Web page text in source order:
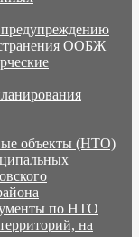
ООБЖ
объекты (НТО)
по НТО
на